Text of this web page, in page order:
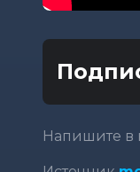
Напишите в